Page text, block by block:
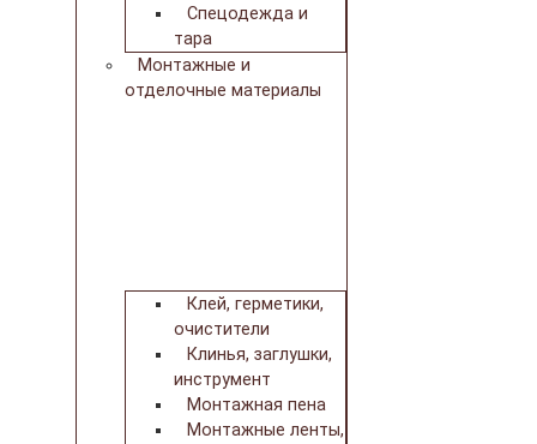
Спецодежда и
тара
Монтажные и
отделочные материалы
Клей, герметики,
очистители
Клинья, заглушки,
инструмент
Монтажная пена
Монтажные ленты,